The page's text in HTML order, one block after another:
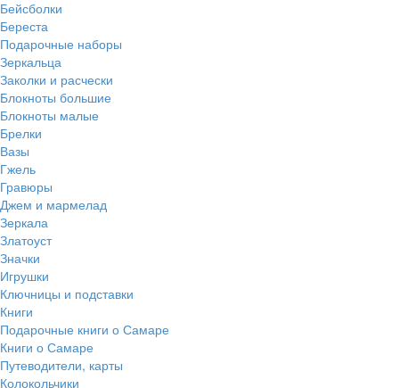
Бейсболки
Береста
Подарочные наборы
Зеркальца
Заколки и расчески
Блокноты большие
Блокноты малые
Брелки
Вазы
Гжель
Гравюры
Джем и мармелад
Зеркала
Златоуст
Значки
Игрушки
Ключницы и подставки
Книги
Подарочные книги о Самаре
Книги о Самаре
Путеводители, карты
Колокольчики